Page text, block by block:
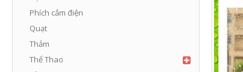
Phích cắm điện
Quạt
Thảm
Thể Thao